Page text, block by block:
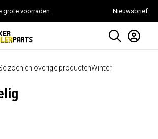
grote voorraden Nieuwsbrief
en overige productenWinter